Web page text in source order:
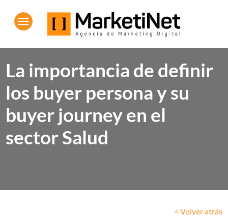
La importancia de definir
los buyer persona y su
buyer journey en el
sector Salud
< Volver atrás